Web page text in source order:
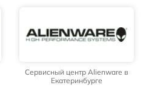
Сервисный центр Alienware в
Екатеринбурге